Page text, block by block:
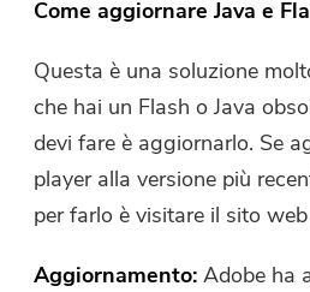
Come aggiornare Java e
Questa è una soluzione
che hai un Flash o Java
devi fare è aggiornarlo. Se
player alla versione più
per farlo è visitare il sito
Aggiornamento:Adobe ha